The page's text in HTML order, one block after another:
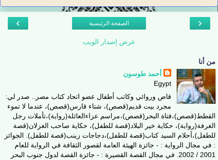
‹
› الصفحة الرئيسية
عرض إصدار الويب
من أنا
أحمد طوسون
Egypt
قاص وروائي وكاتب أطفال عضو اتحاد كتاب مصر.. صدر لي:
مجرد بيت قديم(قصص)، شتاء قارس(قصص)، عندما لا تموء
القطط(قصص)،فتاة البحر(قصص)،مراسم عزاءالعائلة(رواية)،تأملات رجل
الغرفة(رواية)، حكاية خير البلاد(قصة للطفل)، حكاية صاحب الغزلان(قصة
للطفل)،أحلام السيد كتاب(قصة للطفل)،دجاجات زينب(قصة للطفل). الجوائز
: في مجال الرواية : - جائزة الهيئة العامة لقصور الثقافة في الرواية للعام
2001 / 2002. في مجال القصة القصيرة : - جائزة القصة لدول جنوب البحر